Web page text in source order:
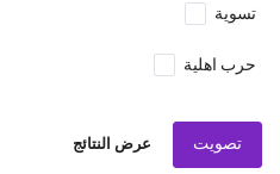
تسوية
حرب اهلية
تصويت عرض النتائج